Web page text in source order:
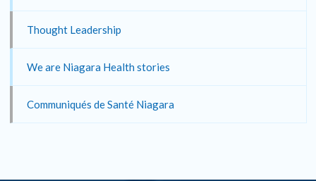
Thought Leadership
We are Niagara Health stories
Communiqués de Santé Niagara